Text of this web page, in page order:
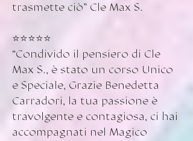
trasmette ciò” Cle Max S.
⭐️⭐️⭐️⭐️⭐️
“Condivido il pensiero di Cle
Max S., è stato un corso Unico
e Speciale, Grazie Benedetta
Carradori, la tua passione è
travolgente e contagiosa, ci hai
accompagnati nel Magico